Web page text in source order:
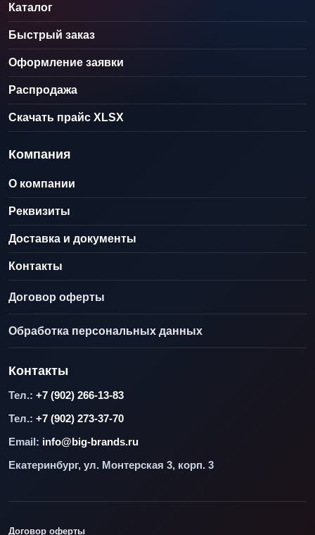
Каталог
Быстрый заказ
Оформление заявки
Распродажа
Скачать прайс XLSX
Компания
О компании
Реквизиты
Доставка и документы
Контакты
Договор оферты
Обработка персональных данных
Контакты
Тел.: +7 (902) 266-13-83
Тел.: +7 (902) 273-37-70
Email: info@big-brands.ru
Екатеринбург, ул. Монтерская 3, корп. 3
Договор оферты